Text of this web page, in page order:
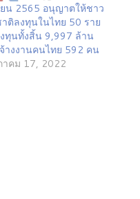
ยน 2565 อนุญาตให้ชาว
ติลงทุนในไทย 50 ราย
งทุนทั้งสิ้น 9,997 ล้าน
างงานคนไทย 592 คน
คม 17, 2022